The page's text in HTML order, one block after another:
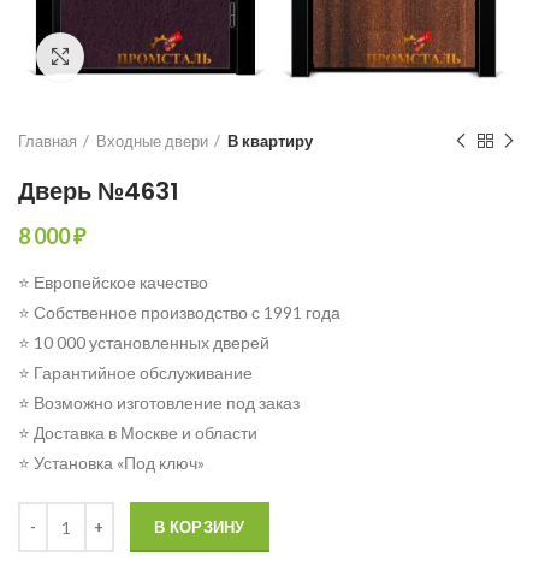
Click to enlarge
Главная Входные двери В квартиру
Дверь №4631
8 000₽
⭐ Европейское качество
⭐ Собственное производство с 1991 года
⭐ 10 000 установленных дверей
⭐ Гарантийное обслуживание
⭐ Возможно изготовление под заказ
⭐ Доставка в Москве и области
⭐ Установка «Под ключ»
В КОРЗИНУ